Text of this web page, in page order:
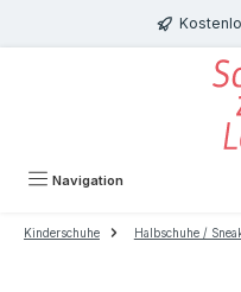
Zum Hauptinhalt springen
Navigation
Kinderschuhe Halbschuhe /